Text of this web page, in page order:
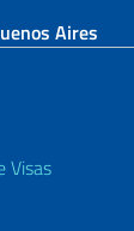
Aires
Visas